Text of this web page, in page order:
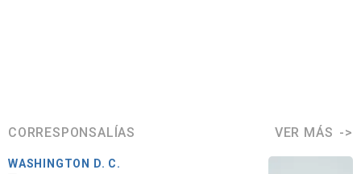
CORRESPONSALÍAS VER MÁS
WASHINGTON D. C.